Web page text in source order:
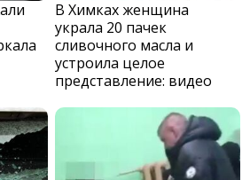
В Химках женщина
украла 20 пачек
сливочного масла и
устроила целое
представление: видео